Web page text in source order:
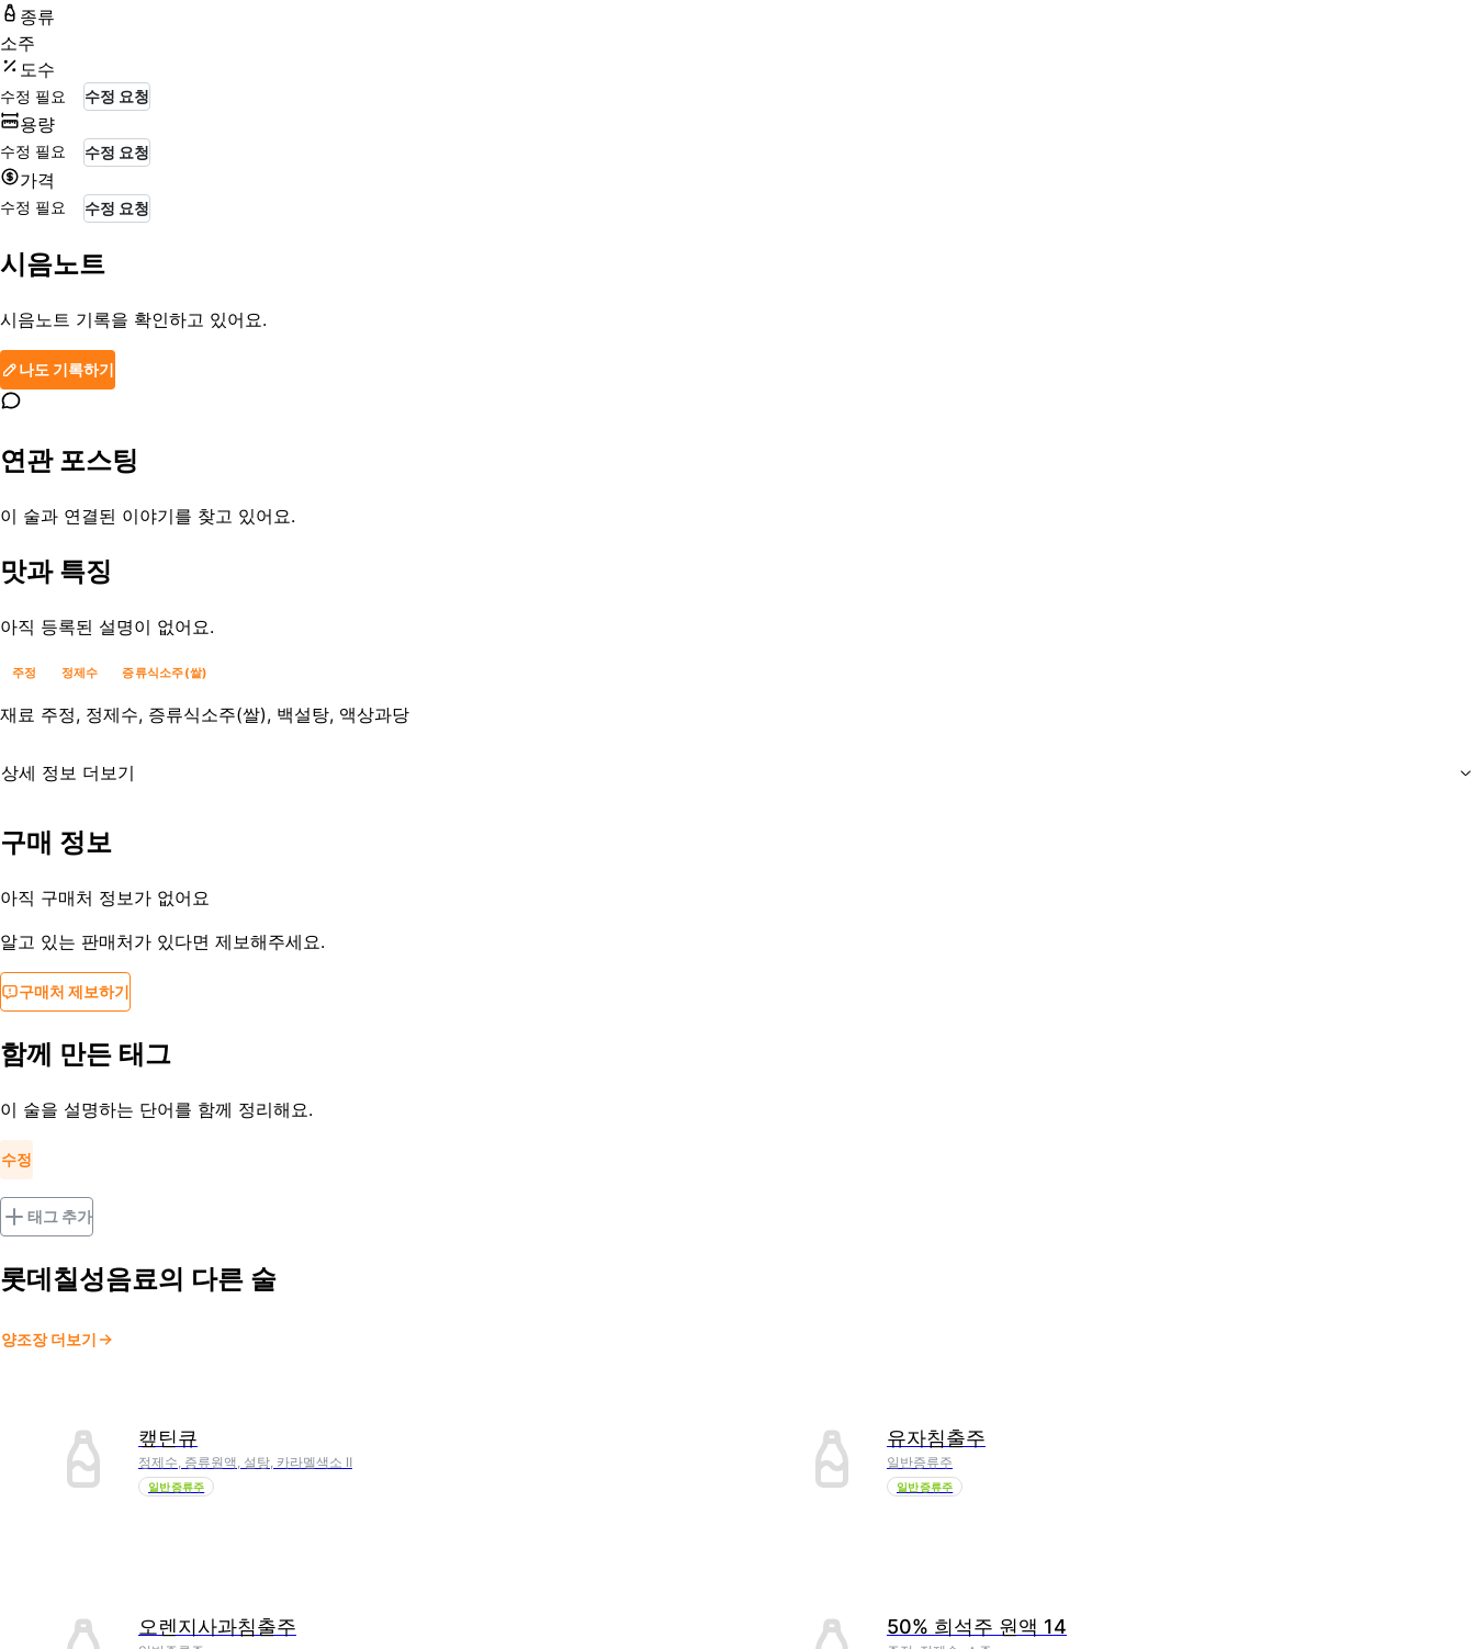
종류
소주
도수
수정 필요 수정 요청
용량
수정 필요 수정 요청
가격
수정 필요 수정 요청
시음노트
시음노트 기록을 확인하고 있어요.
나도 기록하기
연관 포스팅
이 술과 연결된 이야기를 찾고 있어요.
맛과 특징
아직 등록된 설명이 없어요.
주정 정제수 증류식소주(쌀)
재료 주정, 정제수, 증류식소주(쌀), 백설탕, 액상과당
상세 정보 더보기
등록일
구매 정보
아직 구매처 정보가 없어요
알고 있는 판매처가 있다면 제보해주세요.
구매처 제보하기
함께 만든 태그
이 술을 설명하는 단어를 함께 정리해요.
수정
태그 추가
롯데칠성음료의 다른 술
양조장 더보기
캪틴큐
정제수, 증류원액, 설탕, 카라멜색소 Ⅱ
일반증류주
유자침출주
일반증류주
일반증류주
오렌지사과침출주 50% 희석주 원액 14